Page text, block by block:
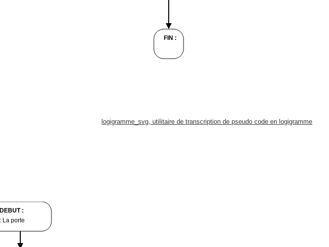
logigramme_svg, utilitaire de transcription de pseudo code en logigramme